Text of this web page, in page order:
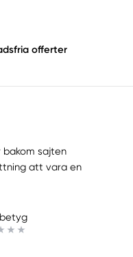
offerter
bakom sajten
att vara en